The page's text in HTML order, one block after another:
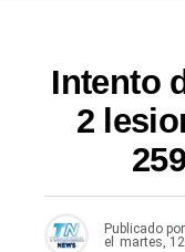
Intento
2
Publicado por
el
martes,